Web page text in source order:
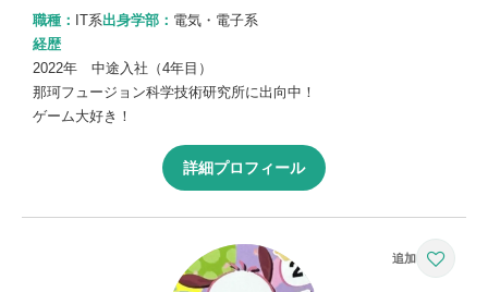
職種： IT系出身学部： 電気・電子系
経歴
2022年 中途入社（4年目）
那珂フュージョン科学技術研究所に出向中！
ゲーム大好き！
詳細プロフィール